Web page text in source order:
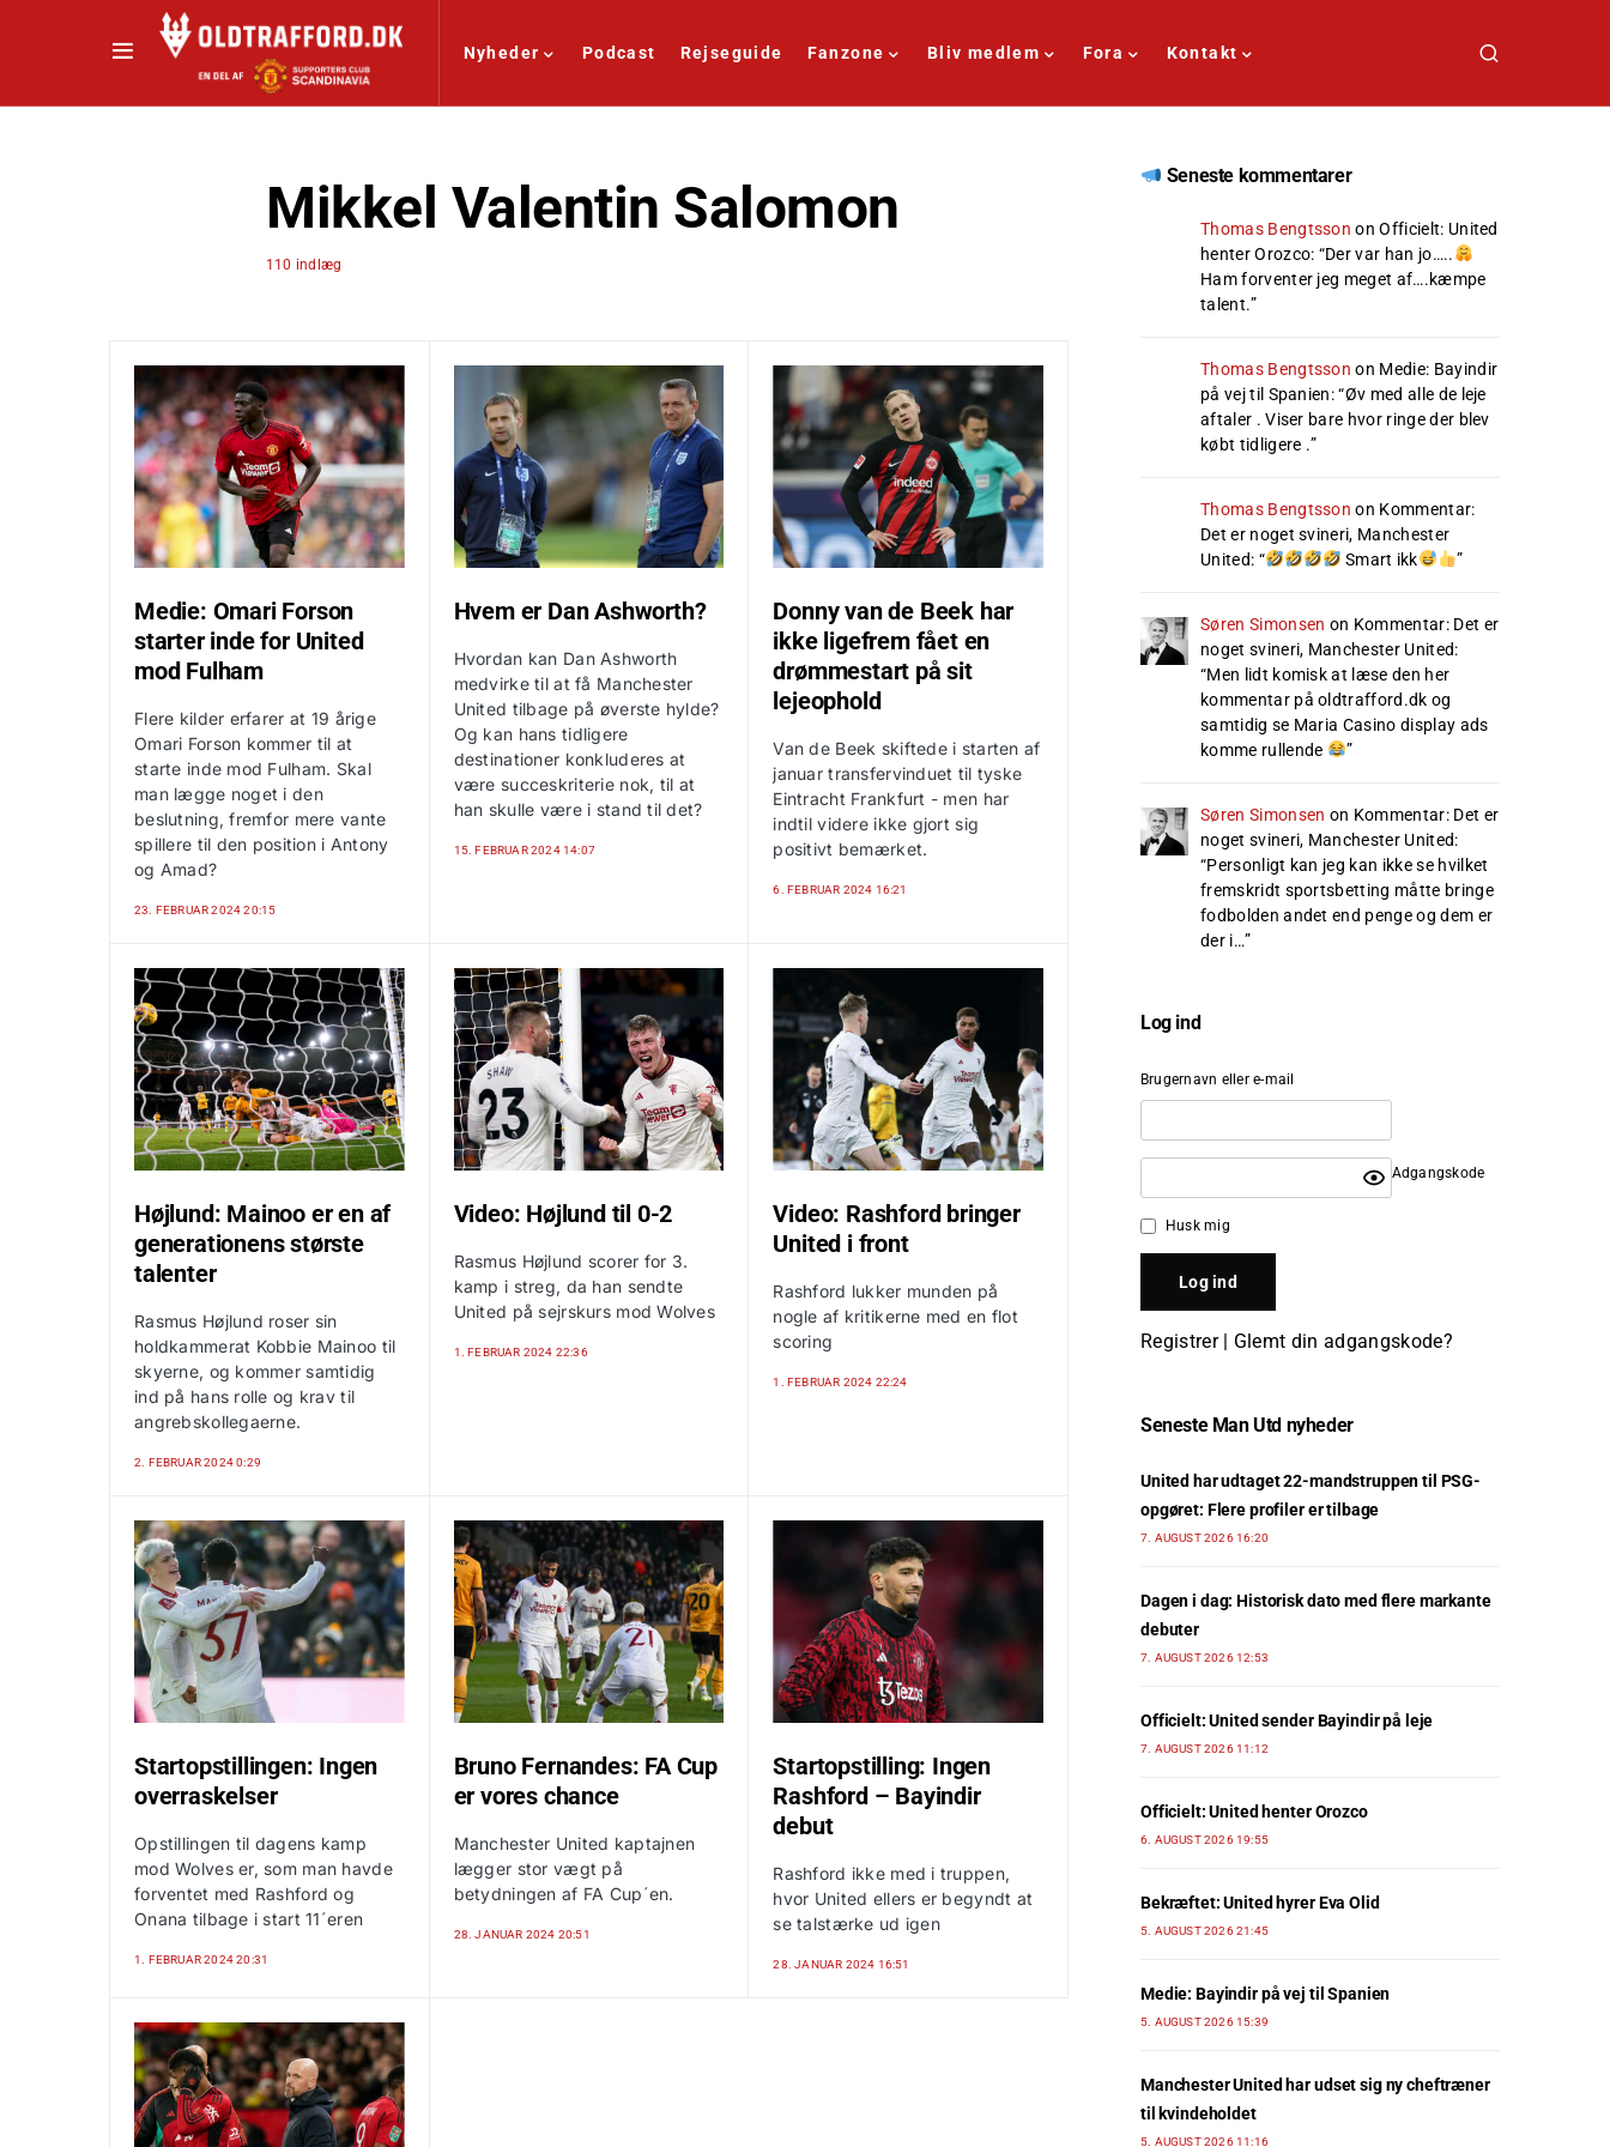
Nyheder Podcast Rejseguide Fanzone Bliv medlem Fora Kontakt
Mikkel Valentin Salomon
110 indlæg
Medie: Omari Forson
starter inde for United
mod Fulham
Flere kilder erfarer at 19 årige
Omari Forson kommer til at
starte inde mod Fulham. Skal
man lægge noget i den
beslutning, fremfor mere vante
spillere til den position i Antony
og Amad?
23. FEBRUAR 2024 20:15
Hvem er Dan Ashworth?
Hvordan kan Dan Ashworth
medvirke til at få Manchester
United tilbage på øverste hylde?
Og kan hans tidligere
destinationer konkluderes at
være succeskriterie nok, til at
han skulle være i stand til det?
15. FEBRUAR 2024 14:07
Donny van de Beek har
ikke ligefrem fået en
drømmestart på sit
lejeophold
Van de Beek skiftede i starten af
januar transfervinduet til tyske
Eintracht Frankfurt - men har
indtil videre ikke gjort sig
positivt bemærket.
6. FEBRUAR 2024 16:21
Højlund: Mainoo er en af
generationens største
talenter
Rasmus Højlund roser sin
holdkammerat Kobbie Mainoo til
skyerne, og kommer samtidig
ind på hans rolle og krav til
angrebskollegaerne.
2. FEBRUAR 2024 0:29
Video: Højlund til 0-2
Rasmus Højlund scorer for 3.
kamp i streg, da han sendte
United på sejrskurs mod Wolves
1. FEBRUAR 2024 22:36
Video: Rashford bringer
United i front
Rashford lukker munden på
nogle af kritikerne med en flot
scoring
1. FEBRUAR 2024 22:24
Startopstillingen: Ingen
overraskelser
Opstillingen til dagens kamp
mod Wolves er, som man havde
forventet med Rashford og
Onana tilbage i start 11´eren
1. FEBRUAR 2024 20:31
Bruno Fernandes: FA Cup
er vores chance
Manchester United kaptajnen
lægger stor vægt på
betydningen af FA Cup´en.
28. JANUAR 2024 20:51
Startopstilling: Ingen
Rashford – Bayindir
debut
Rashford ikke med i truppen,
hvor United ellers er begyndt at
se talstærke ud igen
28. JANUAR 2024 16:51
Seneste kommentarer
Thomas Bengtsson onOfficielt: United
henter Orozco: “Der var han jo…..
Ham forventer jeg meget af….kæmpe
talent.”
Thomas Bengtsson on Medie: Bayindir
på vej til Spanien: “Øv med alle de leje
aftaler . Viser bare hvor ringe der blev
købt tidligere .”
Thomas Bengtsson on Kommentar:
Det er noget svineri, Manchester
United: “ Smart ikk ”
Søren Simonsen on Kommentar: Det er
noget svineri, Manchester United:
“Men lidt komisk at læse den her
kommentar på oldtrafford.dk og
samtidig se Maria Casino display ads
komme rullende
”
Søren Simonsen on Kommentar: Det er
noget svineri, Manchester United:
“Personligt kan jeg kan ikke se hvilket
fremskridt sportsbetting måtte bringe
fodbolden andet end penge og dem er
der i…”
Log ind
Brugernavn eller e-mail
Adgangskode
Husk mig
Registrer| Glemt din adgangskode?
Seneste Man Utd nyheder
United har udtaget 22-mandstruppen til PSG-
opgøret: Flere profiler er tilbage
7. AUGUST 2026 16:20
Dagen i dag: Historisk dato med flere markante
debuter
7. AUGUST 2026 12:53
Officielt: United sender Bayindir på leje
7. AUGUST 2026 11:12
Officielt: United henter Orozco
6. AUGUST 2026 19:55
Bekræftet: United hyrer Eva Olid
5. AUGUST 2026 21:45
Medie: Bayindir på vej til Spanien
5. AUGUST 2026 15:39
Manchester United har udset sig ny cheftræner
til kvindeholdet
5. AUGUST 2026 11:16